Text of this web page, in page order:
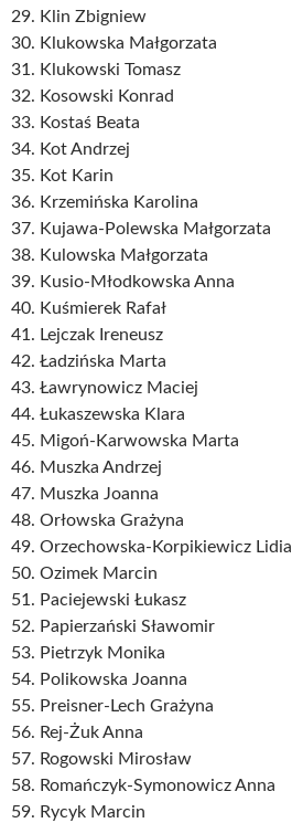
29. Klin Zbigniew
30. Klukowska Małgorzata
31. Klukowski Tomasz
32. Kosowski Konrad
33. Kostaś Beata
34. Kot Andrzej
35. Kot Karin
36. Krzemińska Karolina
37. Kujawa-Polewska Małgorzata
38. Kulowska Małgorzata
39. Kusio-Młodkowska Anna
40. Kuśmierek Rafał
41. Lejczak Ireneusz
42. Ładzińska Marta
43. Ławrynowicz Maciej
44. Łukaszewska Klara
45. Migoń-Karwowska Marta
46. Muszka Andrzej
47. Muszka Joanna
48. Orłowska Grażyna
49. Orzechowska-Korpikiewicz Lidia
50. Ozimek Marcin
51. Paciejewski Łukasz
52. Papierzański Sławomir
53. Pietrzyk Monika
54. Polikowska Joanna
55. Preisner-Lech Grażyna
56. Rej-Żuk Anna
57. Rogowski Mirosław
58. Romańczyk-Symonowicz Anna
59. Rycyk Marcin